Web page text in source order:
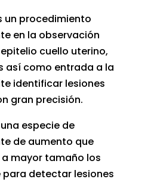
un procedimiento
en la observación
cuello uterino,
así como entrada a la
identificar lesiones
gran precisión.
especie de
de aumento que
mayor tamaño los
para detectar lesiones